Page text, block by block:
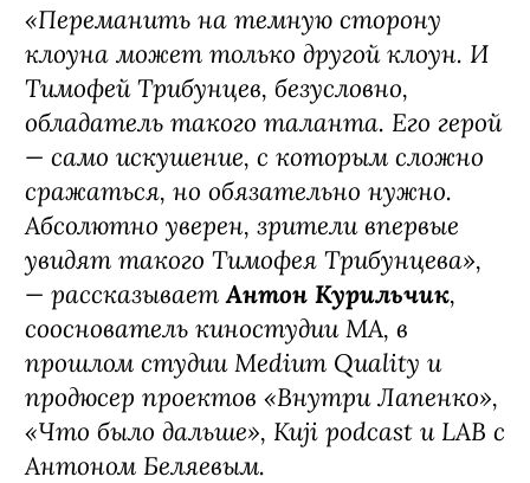
«Переманить на темную сторону
клоуна может только другой клоун. И
Тимофей Трибунцев, безусловно,
обладатель такого таланта. Его герой
— само искушение, с которым сложно
сражаться, но обязательно нужно.
Абсолютно уверен, зрители впервые
увидят такого Тимофея Трибунцева»,
— рассказываетАнтон Курильчик,
сооснователь киностудии MА, в
прошлом студии Medium Quality и
продюсер проектов «Внутри Лапенко»,
«Что было дальше», Kuji podcast и LAB с
Антоном Беляевым.